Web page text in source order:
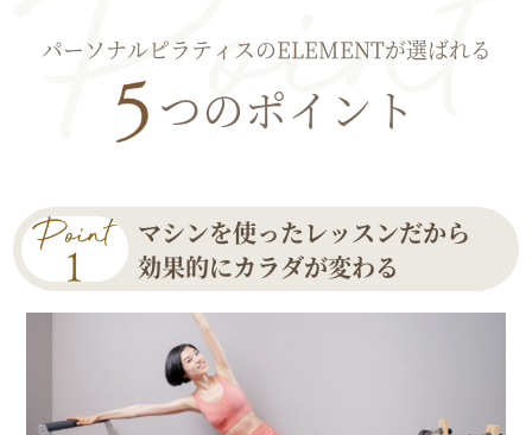
パーソナルピラティスのELEMENTが選ばれる
つのポイント
マシンを使ったレッスンだから
効果的にカラダが変わる